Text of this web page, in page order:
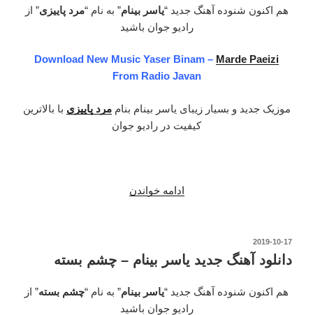
هم اکنون شنوده آهنگ جدید “یاسر بینام” به نام “مرد پاییزی” از
رادیو جوان باشید
Download New Music Yaser Binam – Marde Paeizi
From Radio Javan
موزیک جدید و بسیار زیبای یاسر بینام بناممرد پاییزی با بالاترین
کیفیت در رادیو جوان
ادامه خواندن
بینام
مرد
پاییزی”
نوشته‌شده
2019-10-17
دانلود آهنگ جدید یاسر بینام – چشم بسته
هم اکنون شنوده آهنگ جدید “یاسر بینام” به نام “چشم بسته” از
رادیو جوان باشید